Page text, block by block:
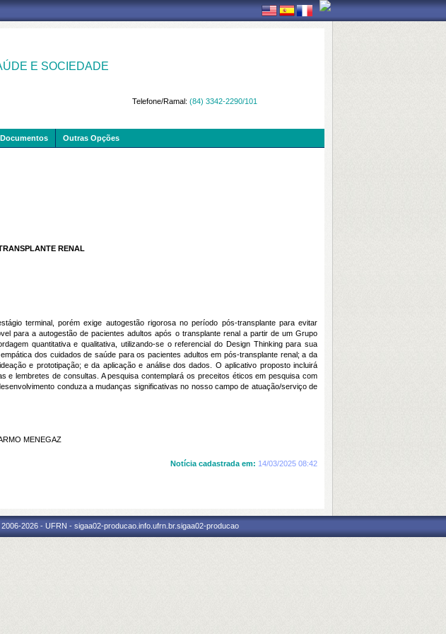
E SOCIEDADE
Telefone/Ramal: (84) 3342-2290/101
Documentos Outras Opções
RENAL
terminal, porém exige autogestão rigorosa no período pós-transplante para evitar
para a autogestão de pacientes adultos após o transplante renal a partir de um Grupo
quantitativa e qualitativa, utilizando-se o referencial do Design Thinking para sua
dos cuidados de saúde para os pacientes adultos em pós-transplante renal; a da
e prototipação; e da aplicação e análise dos dados. O aplicativo proposto incluirá
e lembretes de consultas. A pesquisa contemplará os preceitos éticos em pesquisa com
conduza a mudanças significativas no nosso campo de atuação/serviço de
MENEGAZ
Notícia cadastrada em: 14/03/2025 08:42
2026 - UFRN - sigaa02-producao.info.ufrn.br.sigaa02-producao